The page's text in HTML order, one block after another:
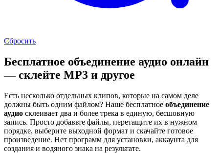
Сбросить
Бесплатное объединение аудио онлайн
— склейте MP3 и другое
Есть несколько отдельных клипов, которые на самом деле
должны быть одним файлом? Наше бесплатное объединение
аудио склеивает два и более трека в единую, бесшовную
запись. Просто добавьте файлы, перетащите их в нужном
порядке, выберите выходной формат и скачайте готовое
произведение. Нет программ для установки, аккаунта для
создания и водяного знака на результате.